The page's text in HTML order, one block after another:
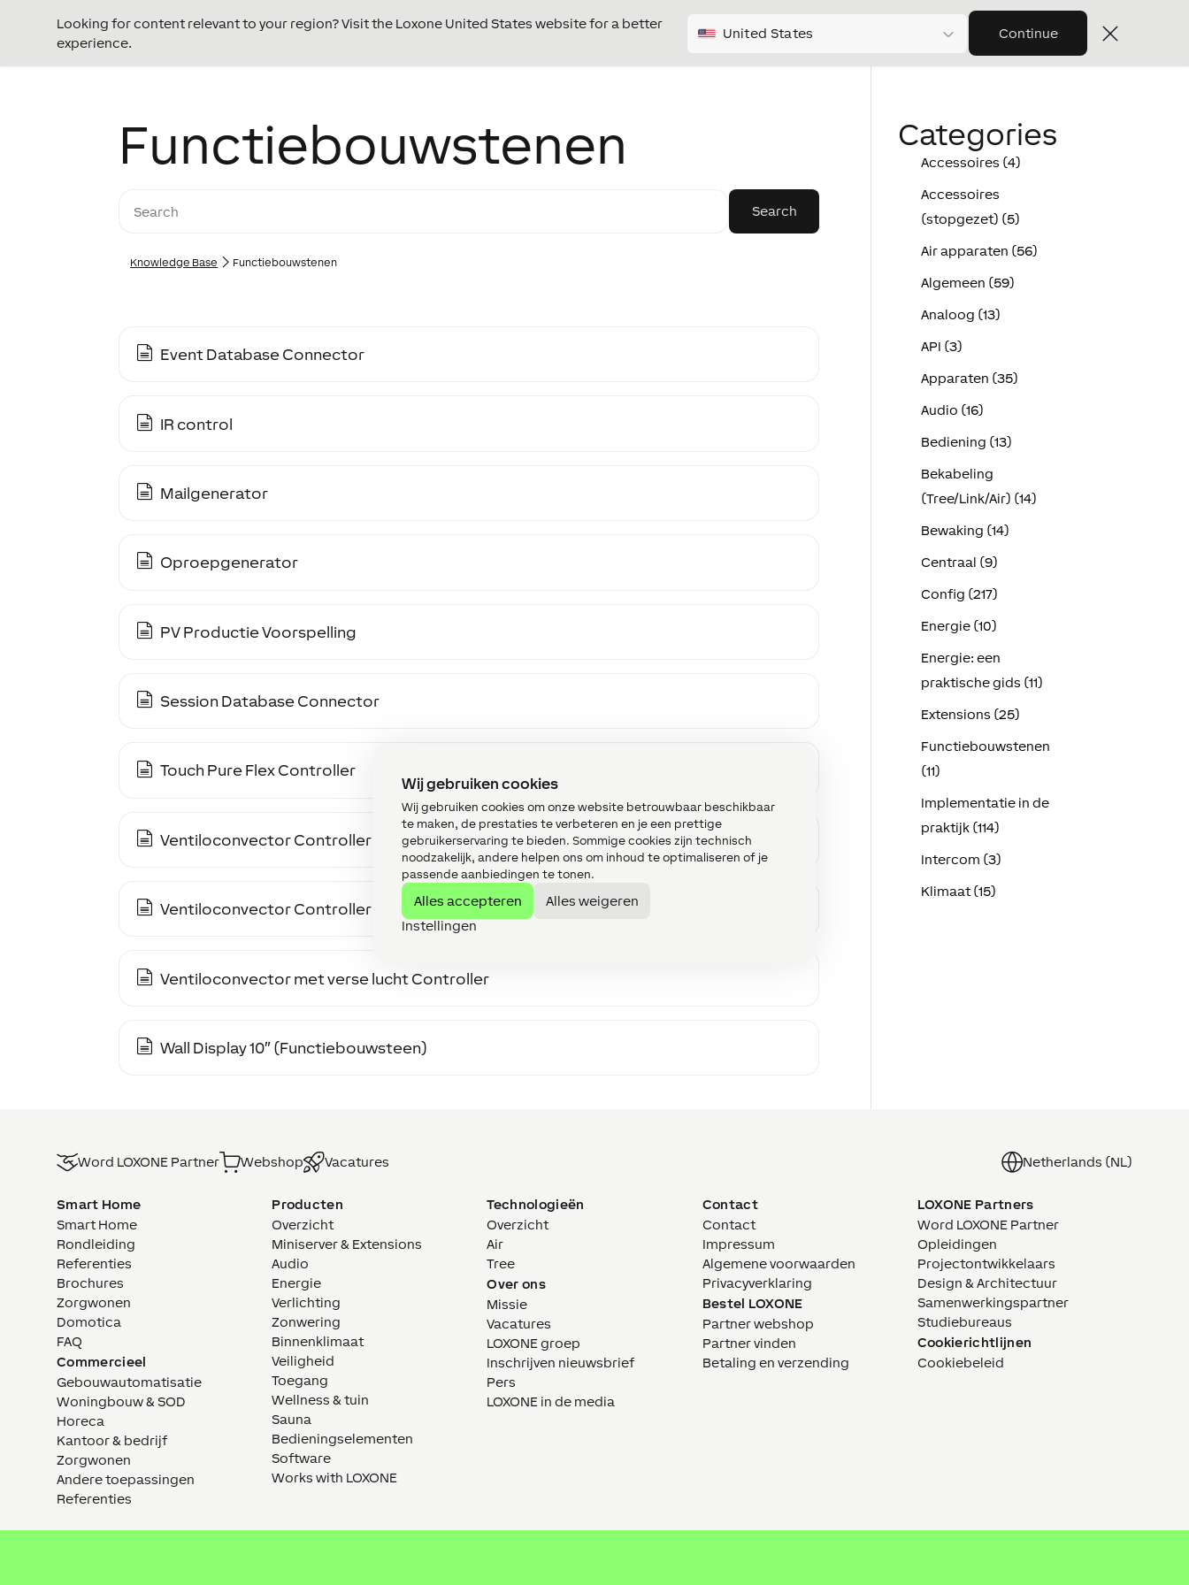
Wij gebruiken cookies
Wij gebruiken cookies om onze website betrouwbaar beschikbaar
te maken, de prestaties te verbeteren en je een prettige
gebruikerservaring te bieden. Sommige cookies zijn technisch
noodzakelijk, andere helpen ons om inhoud te optimaliseren of je
passende aanbiedingen te tonen.
Alles accepteren
Alles weigeren
Instellingen
Looking for content relevant to your region? Visit the Loxone United States website for a better
experience.
United States Continue
Functiebouwstenen
Knowledge Base Functiebouwstenen
Event Database Connector
IR control
Mailgenerator
Oproepgenerator
PV Productie Voorspelling
Session Database Connector
Touch Pure Flex Controller
Ventiloconvector Controller
Ventiloconvector Controller Centraal
Ventiloconvector met verse lucht Controller
Wall Display 10″ (Functiebouwsteen)
Categories
Accessoires (4)
Accessoires
(stopgezet) (5)
Air apparaten (56)
Algemeen (59)
Analoog (13)
API (3)
Apparaten (35)
Audio (16)
Bediening (13)
Bekabeling
(Tree/Link/Air) (14)
Bewaking (14)
Centraal (9)
Config (217)
Energie (10)
Energie: een
praktische gids (11)
Extensions (25)
Functiebouwstenen
(11)
Implementatie in de
praktijk (114)
Intercom (3)
Klimaat (15)
Word LOXONE Partner Webshop Vacatures Netherlands (NL)
Smart Home
Smart Home
Rondleiding
Referenties
Brochures
Zorgwonen
Domotica
FAQ
Commercieel
Gebouwautomatisatie
Woningbouw & SOD
Horeca
Kantoor & bedrijf
Zorgwonen
Andere toepassingen
Referenties
Producten
Overzicht
Miniserver & Extensions
Audio
Energie
Verlichting
Zonwering
Binnenklimaat
Veiligheid
Toegang
Wellness & tuin
Sauna
Bedieningselementen
Software
Works with LOXONE
Technologieën
Overzicht
Air
Tree
Over ons
Missie
Vacatures
LOXONE groep
Inschrijven nieuwsbrief
Pers
LOXONE in de media
Contact
Contact
Impressum
Algemene voorwaarden
Privacyverklaring
Bestel LOXONE
Partner webshop
Partner vinden
Betaling en verzending
LOXONE Partners
Word LOXONE Partner
Opleidingen
Projectontwikkelaars
Design & Architectuur
Samenwerkingspartner
Studiebureaus
Cookierichtlijnen
Cookiebeleid